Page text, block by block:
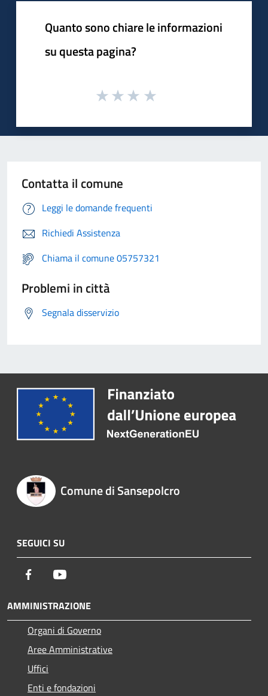
Quanto sono chiare le informazioni
su questa pagina?
Contatta il comune
Leggi le domande frequenti
Richiedi Assistenza
Chiama il comune 05757321
Problemi in città
Segnala disservizio
Comune di Sansepolcro
SEGUICI SU
Facebook
AMMINISTRAZIONE
Organi di Governo
Aree Amministrative
Uffici
Enti e fondazioni